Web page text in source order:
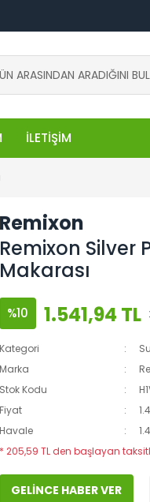
İLETİŞİM
Remixon
Remixon Silver
Makarası
%10 1.541,94 TL
Kategori
Marka
Stok Kodu
Fiyat
Havale
* 205,59 TL den başlayan
GELİNCE HABER VER